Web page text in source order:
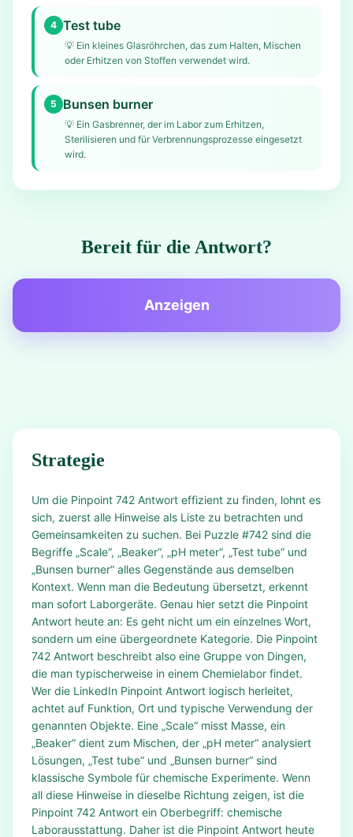
4 Test tube
💡 Ein kleines Glasröhrchen, das zum Halten, Mischen
oder Erhitzen von Stoffen verwendet wird.
5 Bunsen burner
💡 Ein Gasbrenner, der im Labor zum Erhitzen,
Sterilisieren und für Verbrennungsprozesse eingesetzt
wird.
Bereit für die Antwort?
Anzeigen
Strategie
Um die Pinpoint 742 Antwort effizient zu finden, lohnt es
sich, zuerst alle Hinweise als Liste zu betrachten und
Gemeinsamkeiten zu suchen. Bei Puzzle #742 sind die
Begriffe „Scale“, „Beaker“, „pH meter“, „Test tube“ und
„Bunsen burner“ alles Gegenstände aus demselben
Kontext. Wenn man die Bedeutung übersetzt, erkennt
man sofort Laborgeräte. Genau hier setzt die Pinpoint
Antwort heute an: Es geht nicht um ein einzelnes Wort,
sondern um eine übergeordnete Kategorie. Die Pinpoint
742 Antwort beschreibt also eine Gruppe von Dingen,
die man typischerweise in einem Chemielabor findet.
Wer die LinkedIn Pinpoint Antwort logisch herleitet,
achtet auf Funktion, Ort und typische Verwendung der
genannten Objekte. Eine „Scale“ misst Masse, ein
„Beaker“ dient zum Mischen, der „pH meter“ analysiert
Lösungen, „Test tube“ und „Bunsen burner“ sind
klassische Symbole für chemische Experimente. Wenn
all diese Hinweise in dieselbe Richtung zeigen, ist die
Pinpoint 742 Antwort ein Oberbegriff: chemische
Laborausstattung. Daher ist die Pinpoint Antwort heute